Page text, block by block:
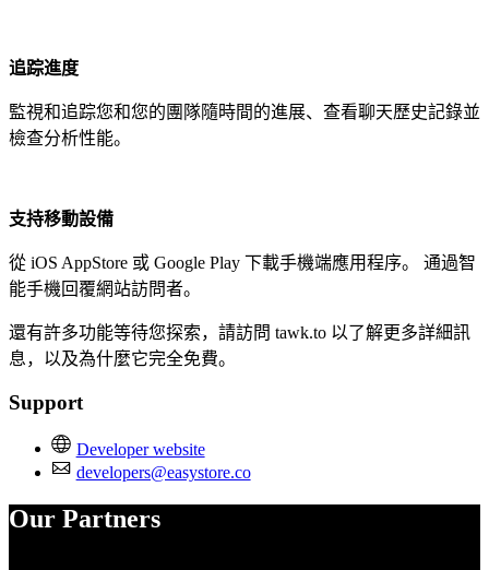
追踪進度
監視和追踪您和您的團隊隨時間的進展、查看聊天歷史記錄並
檢查分析性能。
支持移動設備
從 iOS AppStore 或 Google Play 下載手機端應用程序。 通過智
能手機回覆網站訪問者。
還有許多功能等待您探索，請訪問 tawk.to 以了解更多詳細訊
息，以及為什麼它完全免費。
Support
Developer website
developers@easystore.co
Our Partners